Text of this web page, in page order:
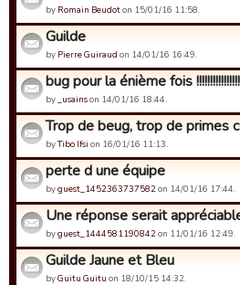
by Romain Beudoton 15/01/16 11:58.
Guilde
by Pierre Guiraud on 14/01/16 16:49.
bug pour la énième fois
by _usainson 14/01/16 18:44.
Trop de beug, trop de primes
byTibo Ifsi on 16/01/16 11:13.
perte d une équipe
byguest_1452363737582on 14/01/16 17:44.
Une réponse serait
byguest_1444581190842on 11/01/16 12:49.
Guilde Jaune et Bleu
byGuitu Guitu on 18/10/15 14:32.